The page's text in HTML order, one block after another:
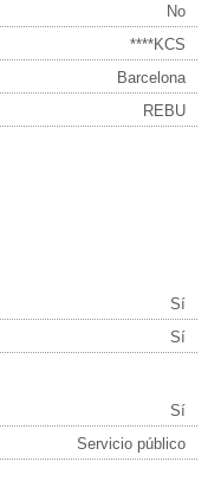
No
****KCS
Barcelona
REBU
Sí
Sí
Sí
Servicio público